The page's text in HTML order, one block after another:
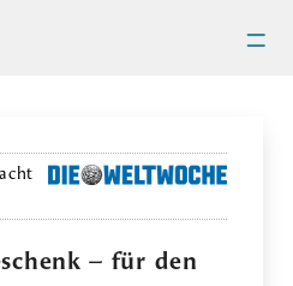
=
– für den